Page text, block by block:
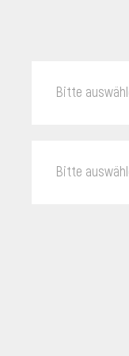
Bitte
Bitte